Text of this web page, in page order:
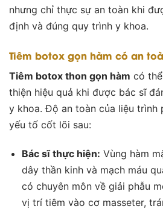
nhưng chỉ thực sự an toàn khi
định và đúng quy trình y khoa.
Tiêm botox gọn hàm có an
Tiêm botox thon gọn hàm có
thiện hiệu quả khi được bác sĩ
y khoa. Độ an toàn của liệu trình
yếu tố cốt lõi sau:
Bác sĩ thực hiện: Vùng hàm
dây thần kinh và mạch máu
có chuyên môn về giải phẫu
vị trí tiêm vào cơ masseter,